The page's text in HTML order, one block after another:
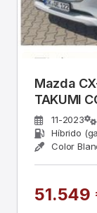
Mazda
TAKUMI
11-2023
Híbrido
Color
51.549